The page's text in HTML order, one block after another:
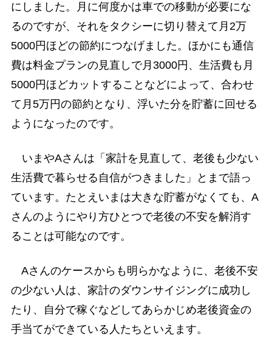
にしました。月に何度かは車での移動が必要にな
るのですが、それをタクシーに切り替えて月2万
5000円ほどの節約につなげました。ほかにも通信
費は料金プランの見直しで月3000円、生活費も月
5000円ほどカットすることなどによって、合わせ
て月5万円の節約となり、浮いた分を貯蓄に回せる
ようになったのです。
いまやAさんは「家計を見直して、老後も少ない
生活費で暮らせる自信がつきました」とまで語っ
ています。たとえいまは大きな貯蓄がなくても、A
さんのようにやり方ひとつで老後の不安を解消す
ることは可能なのです。
Aさんのケースからも明らかなように、老後不安
の少ない人は、家計のダウンサイジングに成功し
たり、自分で稼ぐなどしてあらかじめ老後資金の
手当てができている人たちといえます。